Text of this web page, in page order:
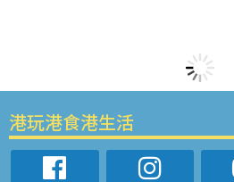
港玩港食港生活